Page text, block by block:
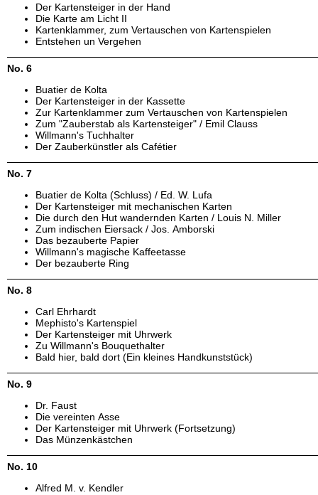
Der Kartensteiger in der Hand
Die Karte am Licht II
Kartenklammer, zum Vertauschen von Kartenspielen
Entstehen un Vergehen
No. 6
Buatier de Kolta
Der Kartensteiger in der Kassette
Zur Kartenklammer zum Vertauschen von Kartenspielen
Zum "Zauberstab als Kartensteiger" / Emil Clauss
Willmann's Tuchhalter
Der Zauberkünstler als Cafétier
No. 7
Buatier de Kolta (Schluss) / Ed. W. Lufa
Der Kartensteiger mit mechanischen Karten
Die durch den Hut wandernden Karten / Louis N. Miller
Zum indischen Eiersack / Jos. Amborski
Das bezauberte Papier
Willmann's magische Kaffeetasse
Der bezauberte Ring
No. 8
Carl Ehrhardt
Mephisto's Kartenspiel
Der Kartensteiger mit Uhrwerk
Zu Willmann's Bouquethalter
Bald hier, bald dort (Ein kleines Handkunststück)
No. 9
Dr. Faust
Die vereinten Asse
Der Kartensteiger mit Uhrwerk (Fortsetzung)
Das Münzenkästchen
No. 10
Alfred M. v. Kendler